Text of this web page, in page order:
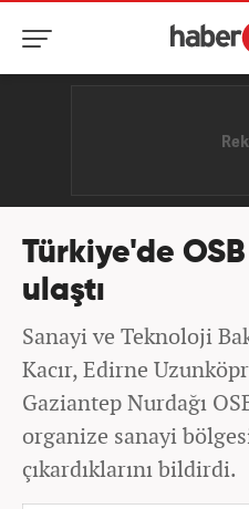
Türkiye'de OSB
ulaştı
Sanayi ve Teknoloji
Kacır, Edirne
Gaziantep Nurdağı
organize sanayi
çıkardıklarını bildirdi.